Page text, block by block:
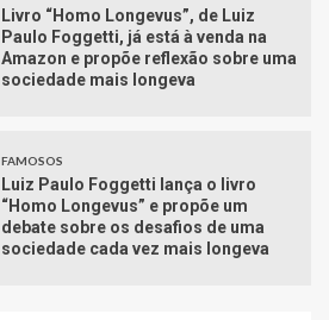
Livro “Homo Longevus”, de Luiz
Paulo Foggetti, já está à venda na
Amazon e propõe reflexão sobre uma
sociedade mais longeva
FAMOSOS
Luiz Paulo Foggetti lança o livro
“Homo Longevus” e propõe um
debate sobre os desafios de uma
sociedade cada vez mais longeva